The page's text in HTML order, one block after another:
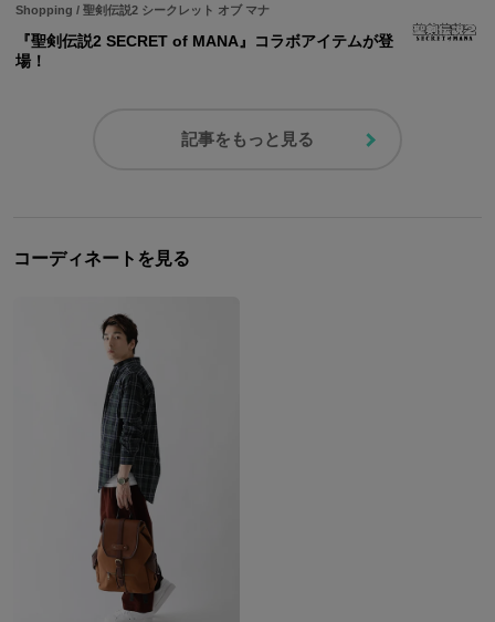
Shopping / 聖剣伝説2 シークレット オブ マナ
『聖剣伝説2 SECRET of MANA』コラボアイテムが登
場！
記事をもっと見る
コーディネートを見る